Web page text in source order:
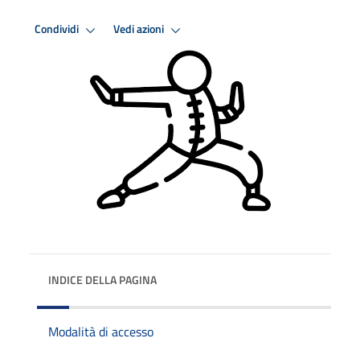
Condividi Vedi azioni
INDICE DELLA PAGINA
Modalità di accesso